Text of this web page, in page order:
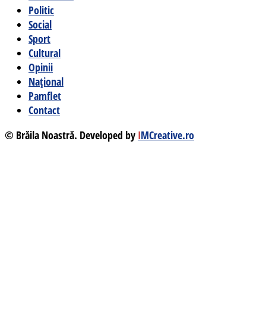
Politic
Social
Sport
Cultural
Opinii
Național
Pamflet
Contact
© Brăila Noastră. Developed by IMCreative.ro